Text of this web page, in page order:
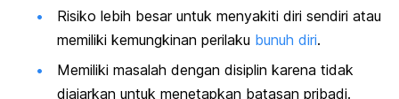
Risiko lebih besar untuk menyakiti diri sendiri atau
memiliki kemungkinan perilaku bunuh diri.
Memiliki masalah dengan disiplin karena tidak
diajarkan untuk menetapkan batasan pribadi.